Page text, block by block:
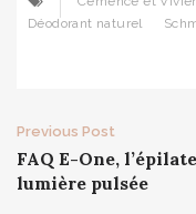
Déodorant naturel
Post
navigation
Previous Post
FAQ E-One,
lumière pulsée